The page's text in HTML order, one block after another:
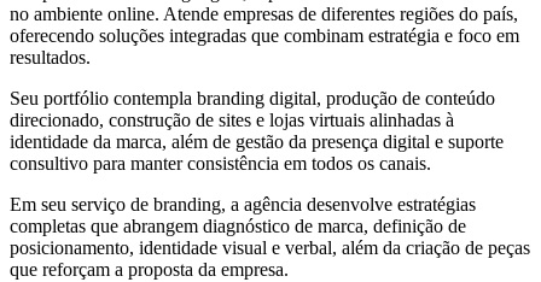
no ambiente online. Atende empresas de diferentes regiões do país,
oferecendo soluções integradas que combinam estratégia e foco em
resultados.
Seu portfólio contempla branding digital, produção de conteúdo
direcionado, construção de sites e lojas virtuais alinhadas à
identidade da marca, além de gestão da presença digital e suporte
consultivo para manter consistência em todos os canais.
Em seu serviço de branding, a agência desenvolve estratégias
completas que abrangem diagnóstico de marca, definição de
posicionamento, identidade visual e verbal, além da criação de peças
que reforçam a proposta da empresa.